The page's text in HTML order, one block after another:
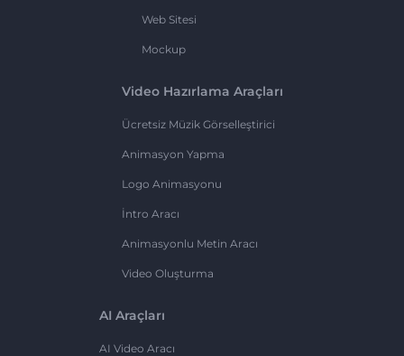
Web Sitesi
Mockup
Video Hazırlama Araçları
Ücretsiz Müzik Görselleştirici
Animasyon Yapma
Logo Animasyonu
İntro Aracı
Animasyonlu Metin Aracı
Video Oluşturma
AI Araçları
AI Video Aracı